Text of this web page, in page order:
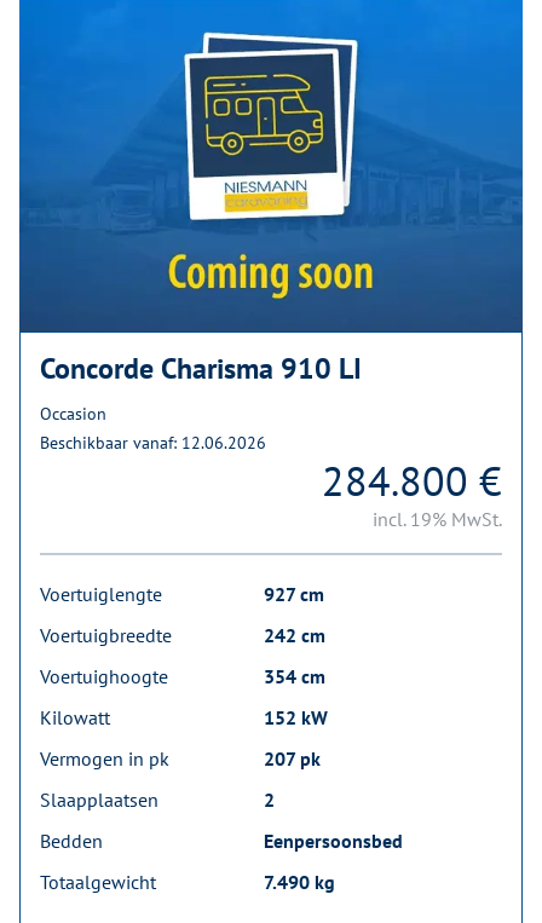
Concorde Charisma 910 LI
Occasion
Beschikbaar vanaf: 12.06.2026
284.800 €
incl. 19% MwSt.
Voertuiglengte
927 cm
Voertuigbreedte
242 cm
Voertuighoogte
354 cm
Kilowatt
152 kW
Vermogen in pk
207 pk
Slaapplaatsen
2
Bedden
Eenpersoonsbed
Totaalgewicht
7.490 kg